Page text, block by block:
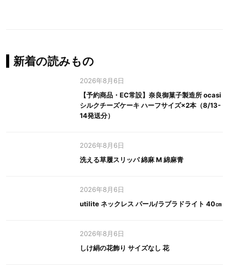
新着の読みもの
2026年8月6日
【予約商品・EC常設】奈良御菓子製造所 ocasi
シルクチーズケーキ ハーフサイズ×2本（8/13-
14発送分）
2026年8月6日
洗える草履スリッパ 綿麻 M 綿麻青
2026年8月6日
utilite ネックレス パール/ラブラドライト 40㎝
2026年8月6日
しけ絹の花飾り サイズなし 花